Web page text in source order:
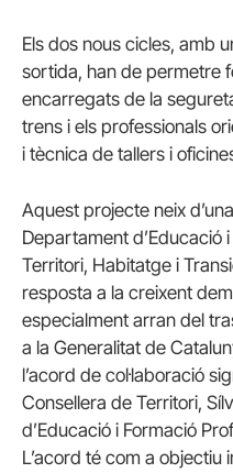
Els dos nous cicles, amb
sortida, han de permetre
encarregats de la
trens i els professionals
i tècnica de tallers i
Aquest projecte neix
Departament d’Educació
Territori, Habitatge i
resposta a la creixent
especialment arran del
a la Generalitat de
l’acord de col·laboració
Consellera de Territori,
d’Educació i Formació
L’acord té com a